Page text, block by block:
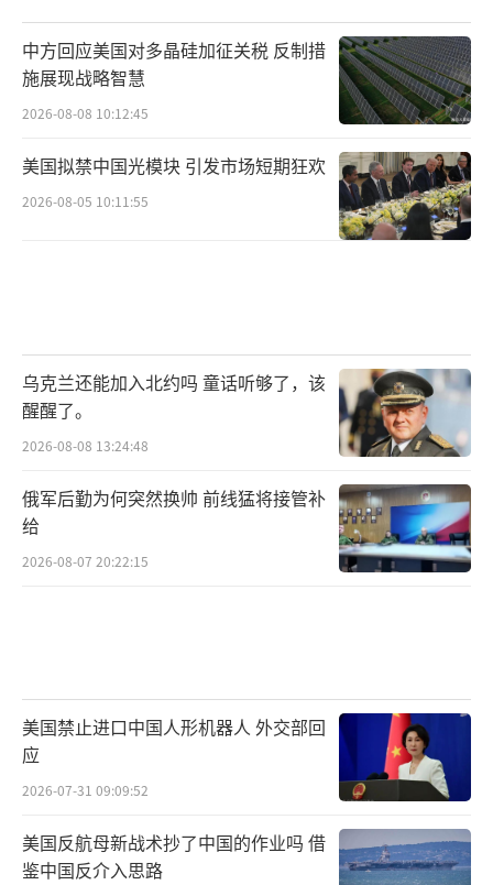
中方回应美国对多晶硅加征关税 反制措
施展现战略智慧
2026-08-08 10:12:45
美国拟禁中国光模块 引发市场短期狂欢
2026-08-05 10:11:55
乌克兰还能加入北约吗 童话听够了，该
醒醒了。
2026-08-08 13:24:48
俄军后勤为何突然换帅 前线猛将接管补
给
2026-08-07 20:22:15
美国禁止进口中国人形机器人 外交部回
应
2026-07-31 09:09:52
美国反航母新战术抄了中国的作业吗 借
鉴中国反介入思路